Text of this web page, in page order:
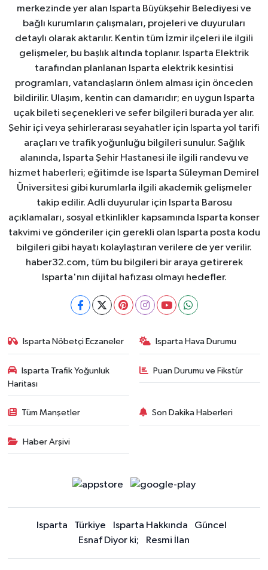
merkezinde yer alan Isparta Büyükşehir Belediyesi ve
bağlı kurumların çalışmaları, projeleri ve duyuruları
detaylı olarak aktarılır. Kentin tüm İzmir ilçeleri ile ilgili
gelişmeler, bu başlık altında toplanır. Isparta Elektrik
tarafından planlanan Isparta elektrik kesintisi
programları, vatandaşların önlem alması için önceden
bildirilir. Ulaşım, kentin can damarıdır; en uygun Isparta
uçak bileti seçenekleri ve sefer bilgileri burada yer alır.
Şehir içi veya şehirlerarası seyahatler için Isparta yol tarifi
araçları ve trafik yoğunluğu bilgileri sunulur. Sağlık
alanında, Isparta Şehir Hastanesi ile ilgili randevu ve
hizmet haberleri; eğitimde ise Isparta Süleyman Demirel
Üniversitesi gibi kurumlarla ilgili akademik gelişmeler
takip edilir. Adli duyurular için Isparta Barosu
açıklamaları, sosyal etkinlikler kapsamında Isparta konser
takvimi ve gönderiler için gerekli olan Isparta posta kodu
bilgileri gibi hayatı kolaylaştıran verilere de yer verilir.
haber32.com, tüm bu bilgileri bir araya getirerek
Isparta'nın dijital hafızası olmayı hedefler.
Isparta Nöbetçi Eczaneler Isparta Hava Durumu
Isparta Trafik Yoğunluk
Haritası
Puan Durumu ve Fikstür
Tüm Manşetler Son Dakika Haberleri
Haber Arşivi
Isparta Türkiye Isparta Hakkında
Güncel
Esnaf Diyor ki;
Resmi İlan